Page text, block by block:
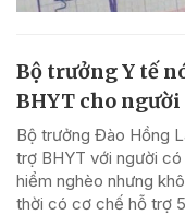
Bộ trưởng Y tế
BHYT cho
Bộ trưởng Đào Hồng
trợ BHYT với người có
hiểm nghèo nhưng
thời có cơ chế hỗ trợ